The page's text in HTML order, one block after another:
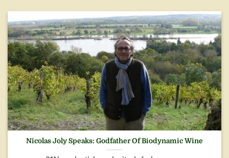
Nicolas Joly Speaks: Godfather Of Biodynamic Wine